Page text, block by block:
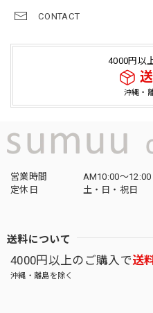
CONTACT
4000円以
沖縄・
営業時間
AM10:00〜
定休日
土・日・祝日
送料について
4000円以上のご購入で送
沖縄・離島を除く